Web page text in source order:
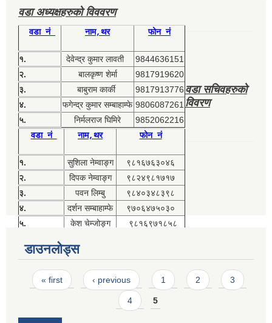
वडा अध्यक्षहरुको विववरण
वडा नं नाम,थर फोन नं
१. देवेन्द्र कुमार लावती
9844636151
२.
बालकृष्ण शेर्मा
9817919620
३.
बाबुराम कार्की
9817913776
४.
फगेन्द्र कुमार सम्बाहाम्फे 9806087261
५.
निर्मलराज घिमिरे 9852062216
वडा सचिवहरुको
विवरण
वडा नं नाम,थर फोन नं
१. सुशिला नेम्वाङ्ग
९८१६७६३०४६
२.
दिपक नेम्वाङ्ग
९८२४९८१७१७
३.
पवन लिम्बु
९८४०३४८३९८
४.
दर्शन सम्बाहाम्फे
९७०६४७५०३०
५.
केश चेम्जोङ्ग ९८१६९७१८५८
डाउनलोड्स
Pages
« first ‹ previous 1 2 3
4 5